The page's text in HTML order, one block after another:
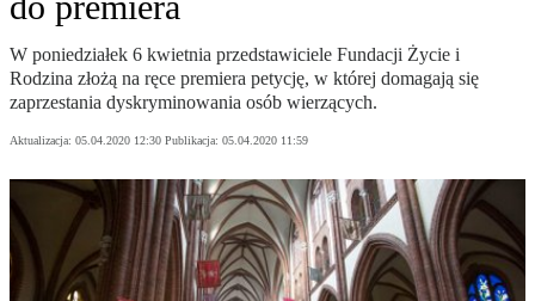
W poniedziałek 6 kwietnia przedstawiciele Fundacji Życie i
Rodzina złożą na ręce premiera petycję, w której domagają się
zaprzestania dyskryminowania osób wierzących.
Aktualizacja: 05.04.2020 12:30 Publikacja: 05.04.2020 11:59